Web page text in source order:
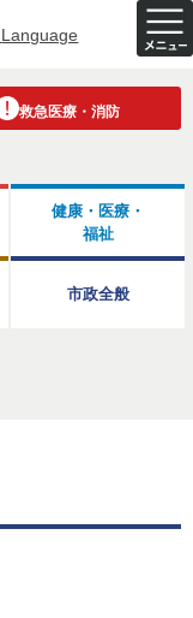
Language
救急医療・消防
健康・医療・
福祉
市政全般